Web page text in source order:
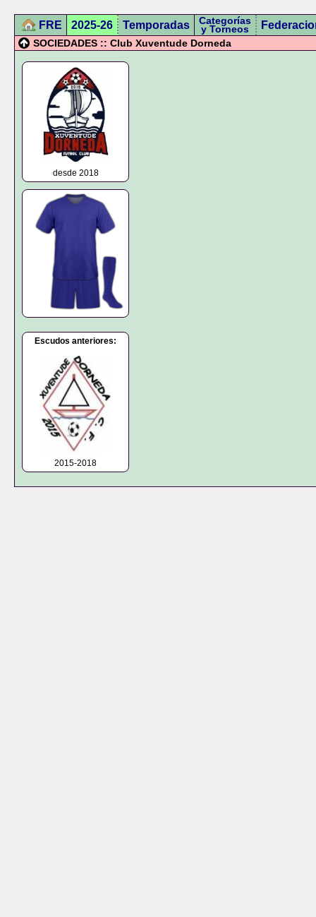
FRE 2025-26 Temporadas Categorías
y Torneos
SOCIEDADES :: Club Xuventude Dorneda
desde 2018
Escudos anteriores:
2015-2018